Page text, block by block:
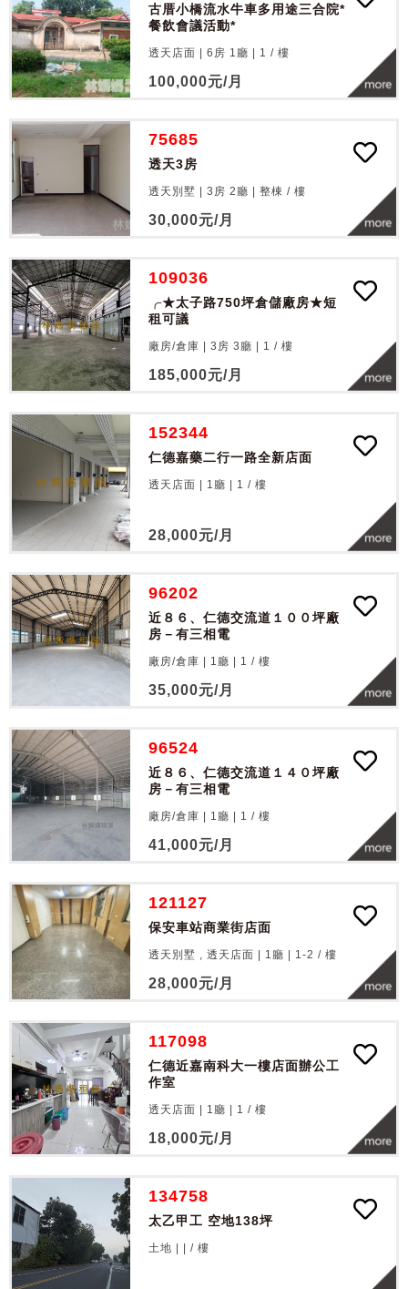
古厝小橋流水牛車多用途三合院*
餐飲會議活動*
透天店面 | 6房 1廳 | 1 / 樓
100,000元/月
75685
透天3房
透天別墅 | 3房 2廳 | 整棟 / 樓
30,000元/月
109036
╭★太子路750坪倉儲廠房★短
租可議
廠房/倉庫 | 3房 3廳 | 1 / 樓
185,000元/月
152344
仁德嘉藥二行一路全新店面
透天店面 | 1廳 | 1 / 樓
28,000元/月
96202
近８６、仁德交流道１００坪廠
房－有三相電
廠房/倉庫 | 1廳 | 1 / 樓
35,000元/月
96524
近８６、仁德交流道１４０坪廠
房－有三相電
廠房/倉庫 | 1廳 | 1 / 樓
41,000元/月
121127
保安車站商業街店面
透天別墅 , 透天店面 | 1廳 | 1-2 / 樓
28,000元/月
117098
仁德近嘉南科大一樓店面辦公工
作室
透天店面 | 1廳 | 1 / 樓
18,000元/月
134758
太乙甲工 空地138坪
土地 | | / 樓